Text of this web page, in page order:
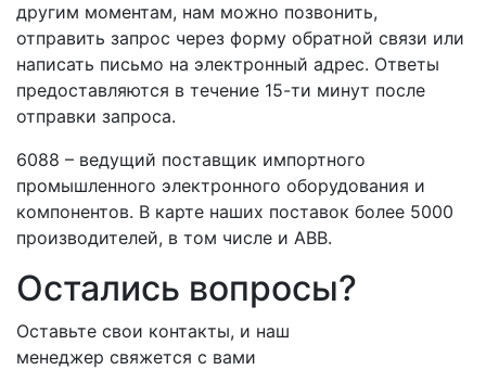
другим моментам, нам можно позвонить,
отправить запрос через форму обратной связи или
написать письмо на электронный адрес. Ответы
предоставляются в течение 15-ти минут после
отправки запроса.
6088 – ведущий поставщик импортного
промышленного электронного оборудования и
компонентов. В карте наших поставок более 5000
производителей, в том числе и ABB.
Остались вопросы?
Оставьте свои контакты, и наш
менеджер свяжется с вами